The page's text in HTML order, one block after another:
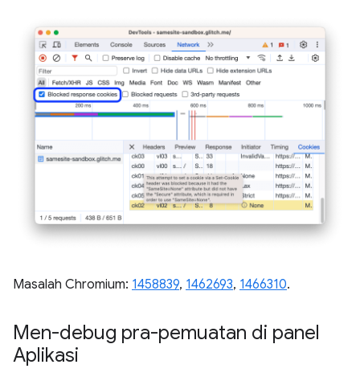
Masalah Chromium: 1458839, 1462693, 1466310.
Men-debug pra-pemuatan di panel
Aplikasi